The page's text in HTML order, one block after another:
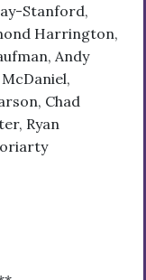
Stanford,
Harrington,
Andy
Chad
Ryan